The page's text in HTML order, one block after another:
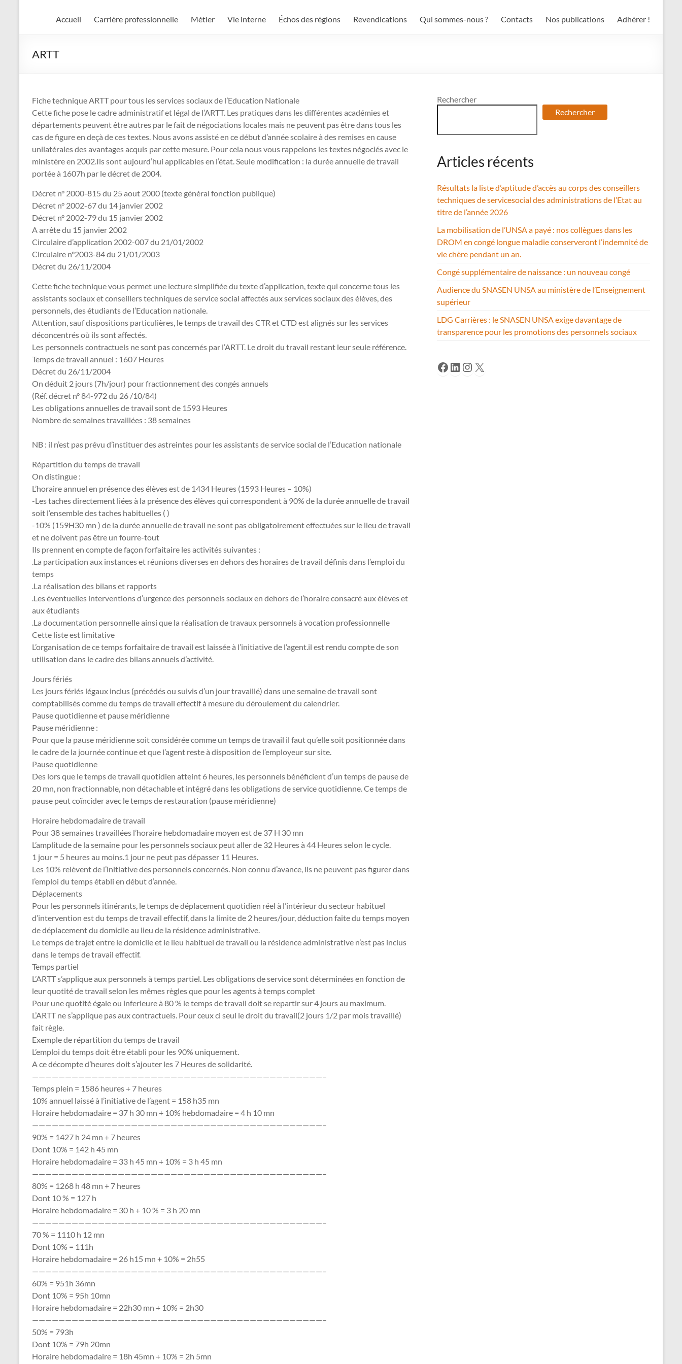
Accueil Carrière professionnelle Métier Vie interne Échos des régions Revendications Qui sommes-nous ? Contacts Nos publications Adhérer !
ARTT
Fiche technique ARTT pour tous les services sociaux de l’Education Nationale
Cette fiche pose le cadre administratif et légal de l’ARTT. Les pratiques dans les différentes académies et
départements peuvent être autres par le fait de négociations locales mais ne peuvent pas être dans tous les
cas de figure en deçà de ces textes. Nous avons assisté en ce début d’année scolaire à des remises en cause
unilatérales des avantages acquis par cette mesure. Pour cela nous vous rappelons les textes négociés avec le
ministère en 2002.Ils sont aujourd’hui applicables en l’état. Seule modification : la durée annuelle de travail
portée à 1607h par le décret de 2004.
Décret n° 2000-815 du 25 aout 2000 (texte général fonction publique)
Décret n° 2002-67 du 14 janvier 2002
Décret n° 2002-79 du 15 janvier 2002
A arrête du 15 janvier 2002
Circulaire d’application 2002-007 du 21/01/2002
Circulaire n°2003-84 du 21/01/2003
Décret du 26/11/2004
Cette fiche technique vous permet une lecture simplifiée du texte d’application, texte qui concerne tous les
assistants sociaux et conseillers techniques de service social affectés aux services sociaux des élèves, des
personnels, des étudiants de l’Education nationale.
Attention, sauf dispositions particulières, le temps de travail des CTR et CTD est alignés sur les services
déconcentrés où ils sont affectés.
Les personnels contractuels ne sont pas concernés par l’ARTT. Le droit du travail restant leur seule référence.
Temps de travail annuel : 1607 Heures
Décret du 26/11/2004
On déduit 2 jours (7h/jour) pour fractionnement des congés annuels
(Réf. décret n° 84-972 du 26 /10/84)
Les obligations annuelles de travail sont de 1593 Heures
Nombre de semaines travaillées : 38 semaines
NB : il n’est pas prévu d’instituer des astreintes pour les assistants de service social de l’Education nationale
Répartition du temps de travail
On distingue :
L’horaire annuel en présence des élèves est de 1434 Heures (1593 Heures – 10%)
-Les taches directement liées à la présence des élèves qui correspondent à 90% de la durée annuelle de travail
soit l’ensemble des taches habituelles ( )
-10% (159H30 mn ) de la durée annuelle de travail ne sont pas obligatoirement effectuées sur le lieu de travail
et ne doivent pas être un fourre-tout
Ils prennent en compte de façon forfaitaire les activités suivantes :
.La participation aux instances et réunions diverses en dehors des horaires de travail définis dans l’emploi du
temps
.La réalisation des bilans et rapports
.Les éventuelles interventions d’urgence des personnels sociaux en dehors de l’horaire consacré aux élèves et
aux étudiants
.La documentation personnelle ainsi que la réalisation de travaux personnels à vocation professionnelle
Cette liste est limitative
L’organisation de ce temps forfaitaire de travail est laissée à l’initiative de l’agent.il est rendu compte de son
utilisation dans le cadre des bilans annuels d’activité.
Jours fériés
Les jours fériés légaux inclus (précédés ou suivis d’un jour travaillé) dans une semaine de travail sont
comptabilisés comme du temps de travail effectif à mesure du déroulement du calendrier.
Pause quotidienne et pause méridienne
Pause méridienne :
Pour que la pause méridienne soit considérée comme un temps de travail il faut qu’elle soit positionnée dans
le cadre de la journée continue et que l’agent reste à disposition de l’employeur sur site.
Pause quotidienne
Des lors que le temps de travail quotidien atteint 6 heures, les personnels bénéficient d’un temps de pause de
20 mn, non fractionnable, non détachable et intégré dans les obligations de service quotidienne. Ce temps de
pause peut coïncider avec le temps de restauration (pause méridienne)
Horaire hebdomadaire de travail
Pour 38 semaines travaillées l’horaire hebdomadaire moyen est de 37 H 30 mn
L’amplitude de la semaine pour les personnels sociaux peut aller de 32 Heures à 44 Heures selon le cycle.
1 jour = 5 heures au moins.1 jour ne peut pas dépasser 11 Heures.
Les 10% relèvent de l’initiative des personnels concernés. Non connu d’avance, ils ne peuvent pas figurer dans
l’emploi du temps établi en début d’année.
Déplacements
Pour les personnels itinérants, le temps de déplacement quotidien réel à l’intérieur du secteur habituel
d’intervention est du temps de travail effectif, dans la limite de 2 heures/jour, déduction faite du temps moyen
de déplacement du domicile au lieu de la résidence administrative.
Le temps de trajet entre le domicile et le lieu habituel de travail ou la résidence administrative n’est pas inclus
dans le temps de travail effectif.
Temps partiel
L’ARTT s’applique aux personnels à temps partiel. Les obligations de service sont déterminées en fonction de
leur quotité de travail selon les mêmes règles que pour les agents à temps complet
Pour une quotité égale ou inferieure à 80 % le temps de travail doit se repartir sur 4 jours au maximum.
L’ARTT ne s’applique pas aux contractuels. Pour ceux ci seul le droit du travail(2 jours 1/2 par mois travaillé)
fait règle.
Exemple de répartition du temps de travail
L’emploi du temps doit être établi pour les 90% uniquement.
A ce décompte d’heures doit s’ajouter les 7 Heures de solidarité.
————————————————————————————————————————————–
Temps plein = 1586 heures + 7 heures
10% annuel laissé à l’initiative de l’agent = 158 h35 mn
Horaire hebdomadaire = 37 h 30 mn + 10% hebdomadaire = 4 h 10 mn
————————————————————————————————————————————–
90% = 1427 h 24 mn + 7 heures
Dont 10% = 142 h 45 mn
Horaire hebdomadaire = 33 h 45 mn + 10% = 3 h 45 mn
————————————————————————————————————————————–
80% = 1268 h 48 mn + 7 heures
Dont 10 % = 127 h
Horaire hebdomadaire = 30 h + 10 % = 3 h 20 mn
————————————————————————————————————————————–
70 % = 1110 h 12 mn
Dont 10% = 111h
Horaire hebdomadaire = 26 h15 mn + 10% = 2h55
————————————————————————————————————————————–
60% = 951h 36mn
Dont 10% = 95h 10mn
Horaire hebdomadaire = 22h30 mn + 10% = 2h30
————————————————————————————————————————————–
50% = 793h
Dont 10% = 79h 20mn
Horaire hebdomadaire = 18h 45mn + 10% = 2h 5mn
Rechercher
Rechercher
Articles récents
Résultats la liste d’aptitude d’accès au corps des conseillers
techniques de servicesocial des administrations de l’Etat au
titre de l’année 2026
La mobilisation de l’UNSA a payé : nos collègues dans les
DROM en congé longue maladie conserveront l’indemnité de
vie chère pendant un an.
Congé supplémentaire de naissance : un nouveau congé
Audience du SNASEN UNSA au ministère de l’Enseignement
supérieur
LDG Carrières : le SNASEN UNSA exige davantage de
transparence pour les promotions des personnels sociaux
Facebook
LinkedIn
Instagram
X